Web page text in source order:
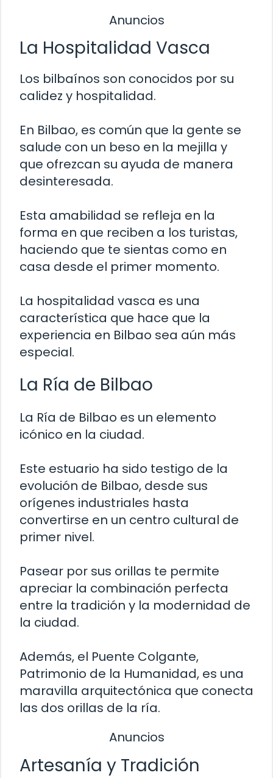
Anuncios
La Hospitalidad Vasca
Los bilbaínos son conocidos por su
calidez y hospitalidad.
En Bilbao, es común que la gente se
salude con un beso en la mejilla y
que ofrezcan su ayuda de manera
desinteresada.
Esta amabilidad se refleja en la
forma en que reciben a los turistas,
haciendo que te sientas como en
casa desde el primer momento.
La hospitalidad vasca es una
característica que hace que la
experiencia en Bilbao sea aún más
especial.
La Ría de Bilbao
La Ría de Bilbao es un elemento
icónico en la ciudad.
Este estuario ha sido testigo de la
evolución de Bilbao, desde sus
orígenes industriales hasta
convertirse en un centro cultural de
primer nivel.
Pasear por sus orillas te permite
apreciar la combinación perfecta
entre la tradición y la modernidad de
la ciudad.
Además, el Puente Colgante,
Patrimonio de la Humanidad, es una
maravilla arquitectónica que conecta
las dos orillas de la ría.
Anuncios
Artesanía y Tradición